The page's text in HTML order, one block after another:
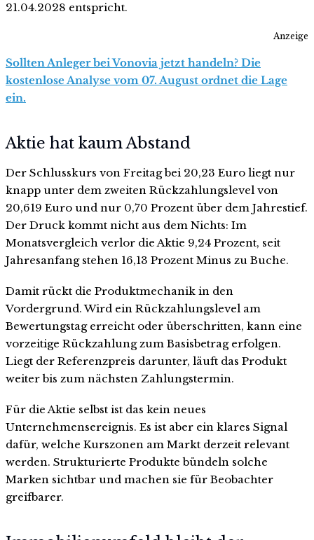
21.04.2028 entspricht.
Anzeige
Sollten Anleger bei Vonovia jetzt handeln? Die
kostenlose Analyse vom 07. August ordnet die Lage
ein.
Aktie hat kaum Abstand
Der Schlusskurs von Freitag bei 20,23 Euro liegt nur
knapp unter dem zweiten Rückzahlungslevel von
20,619 Euro und nur 0,70 Prozent über dem Jahrestief.
Der Druck kommt nicht aus dem Nichts: Im
Monatsvergleich verlor die Aktie 9,24 Prozent, seit
Jahresanfang stehen 16,13 Prozent Minus zu Buche.
Damit rückt die Produktmechanik in den
Vordergrund. Wird ein Rückzahlungslevel am
Bewertungstag erreicht oder überschritten, kann eine
vorzeitige Rückzahlung zum Basisbetrag erfolgen.
Liegt der Referenzpreis darunter, läuft das Produkt
weiter bis zum nächsten Zahlungstermin.
Für die Aktie selbst ist das kein neues
Unternehmensereignis. Es ist aber ein klares Signal
dafür, welche Kurszonen am Markt derzeit relevant
werden. Strukturierte Produkte bündeln solche
Marken sichtbar und machen sie für Beobachter
greifbarer.